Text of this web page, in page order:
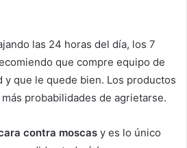
las 24 horas del día, los 7
que compre equipo de
y que le quede bien. Los productos
probabilidades de agrietarse.
contra moscas y es lo único